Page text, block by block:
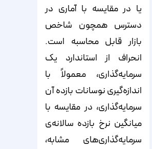
یا در مقایسه با آماری در
دسترس همچون شاخص
بازار قابل محاسبه است.
انحراف از استاندارد یک
سرمایه‌گذاری، معمولاً با
اندازه‌گیری نوسانات بازده آن
سرمایه‌گذاری، در مقایسه با
میانگین نرخ بازده سالانه‌ی
سرمایه‌گذاری‌های مشابه،